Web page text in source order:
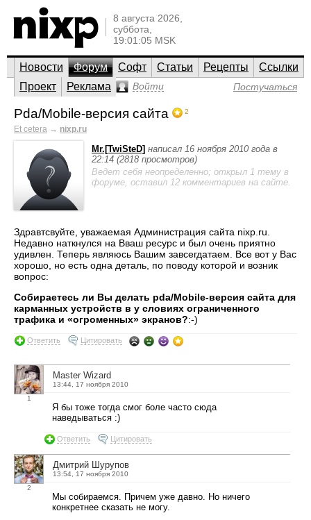
8 августа 2026,
суббота,
19:01:05 MSK
Новости Форум Софт Статьи Рецепты
Ссылки
Проект
Реклама Войти Постучаться
Pda/Mobile-версия сайта 2
Et cetera → nixp.ru
Mr.[TwiSteD] написал 16 ноября 2010 года в
22:14 (2818 просмотров)
Ведет себя неопределенно; открыл 1 тему в
форуме, оставил 12 комментариев на сайте.
Здравтсвуйте, уважаемая Администрация сайта nixp.ru.
Недавно наткнулся на Вваш ресурс и был очень приятно
удивлен. Теперь являюсь Вашим завсегдатаем. Все вот у Вас
хорошо, но есть одна деталь, по поводу которой и возник
вопрос:
Собираетесь ли Вы делать pda/Mobile-версия сайта для
карманных устройств в у словиях ограниченного
трафика и «огроменных» экранов?:-)
Ответить Цитировать
1
Master Wizard
13:44, 17 ноября 2010
Я бы тоже тогда смог боле часто сюда
наведываться :)
Ответить Цитировать
2
Дмитрий Шурупов
13:54, 17 ноября 2010
Мы собираемся. Причем уже давно. Но ничего
конкретнее сказать не могу.